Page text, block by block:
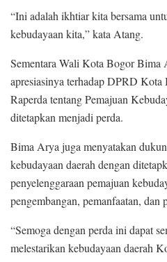
“Ini adalah ikhtiar kita bersama
kebudayaan kita,” kata Atang.
Sementara Wali Kota Bogor Bima
apresiasinya terhadap DPRD
Raperda tentang Pemajuan
ditetapkan menjadi perda.
Bima Arya juga menyatakan
kebudayaan daerah dengan
penyelenggaraan pemajuan
pengembangan, pemanfaatan, dan
“Semoga dengan perda ini dapat
melestarikan kebudayaan daerah